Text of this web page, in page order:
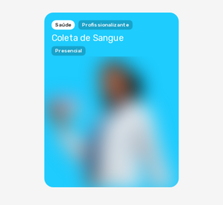
Saúde Profissionalizante
Coleta de Sangue
Presencial